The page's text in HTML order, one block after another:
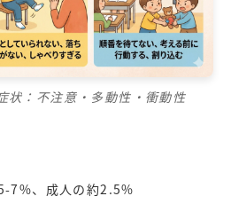
状：不注意・多動性・衝動性
7%、成人の約2.5%